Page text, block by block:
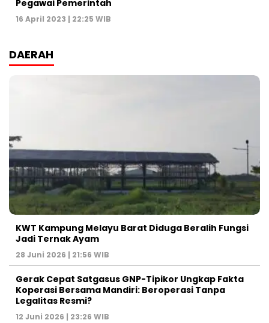
Pegawai Pemerintah
16 April 2023 | 22:25 WIB
DAERAH
KWT Kampung Melayu Barat Diduga Beralih Fungsi
Jadi Ternak Ayam
28 Juni 2026 | 21:56 WIB
Gerak Cepat Satgasus GNP-Tipikor Ungkap Fakta
Koperasi Bersama Mandiri: Beroperasi Tanpa
Legalitas Resmi?
12 Juni 2026 | 23:26 WIB